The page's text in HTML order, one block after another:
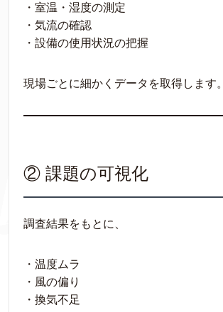
・室温・湿度の測定
・気流の確認
・設備の使用状況の把握
現場ごとに細かくデータを取得します。
② 課題の可視化
調査結果をもとに、
・温度ムラ
・風の偏り
・換気不足